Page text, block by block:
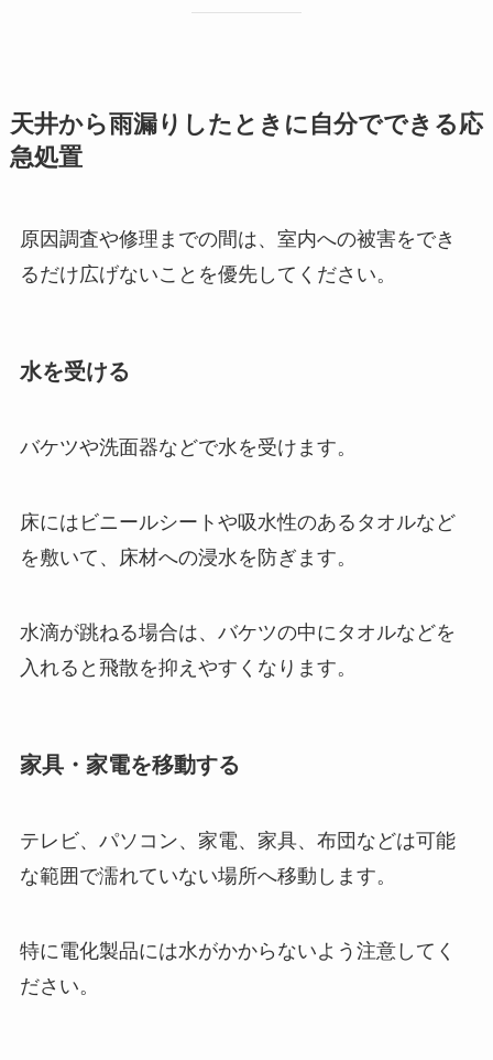
天井から雨漏りしたときに自分でできる応
急処置
原因調査や修理までの間は、室内への被害をでき
るだけ広げないことを優先してください。
水を受ける
バケツや洗面器などで水を受けます。
床にはビニールシートや吸水性のあるタオルなど
を敷いて、床材への浸水を防ぎます。
水滴が跳ねる場合は、バケツの中にタオルなどを
入れると飛散を抑えやすくなります。
家具・家電を移動する
テレビ、パソコン、家電、家具、布団などは可能
な範囲で濡れていない場所へ移動します。
特に電化製品には水がかからないよう注意してく
ださい。